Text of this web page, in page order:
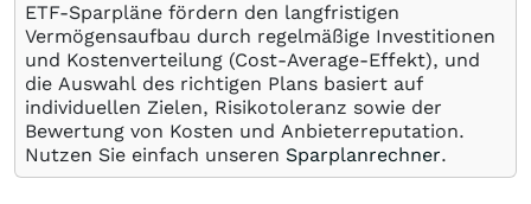
ETF-Sparpläne fördern den langfristigen
Vermögensaufbau durch regelmäßige Investitionen
und Kostenverteilung (Cost-Average-Effekt), und
die Auswahl des richtigen Plans basiert auf
individuellen Zielen, Risikotoleranz sowie der
Bewertung von Kosten und Anbieterreputation.
Nutzen Sie einfach unseren Sparplanrechner.